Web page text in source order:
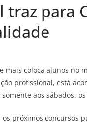
traz para
mais coloca alunos no
profissional, está
aos sábados,
os próximos concursos